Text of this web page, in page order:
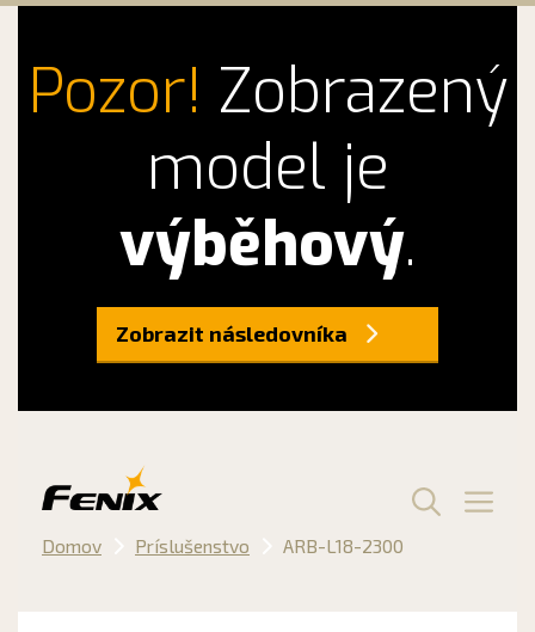
Pozor! Zobrazený
model je
výběhový.
Zobrazit následovníka
Menu
Domov Príslušenstvo ARB-L18-2300